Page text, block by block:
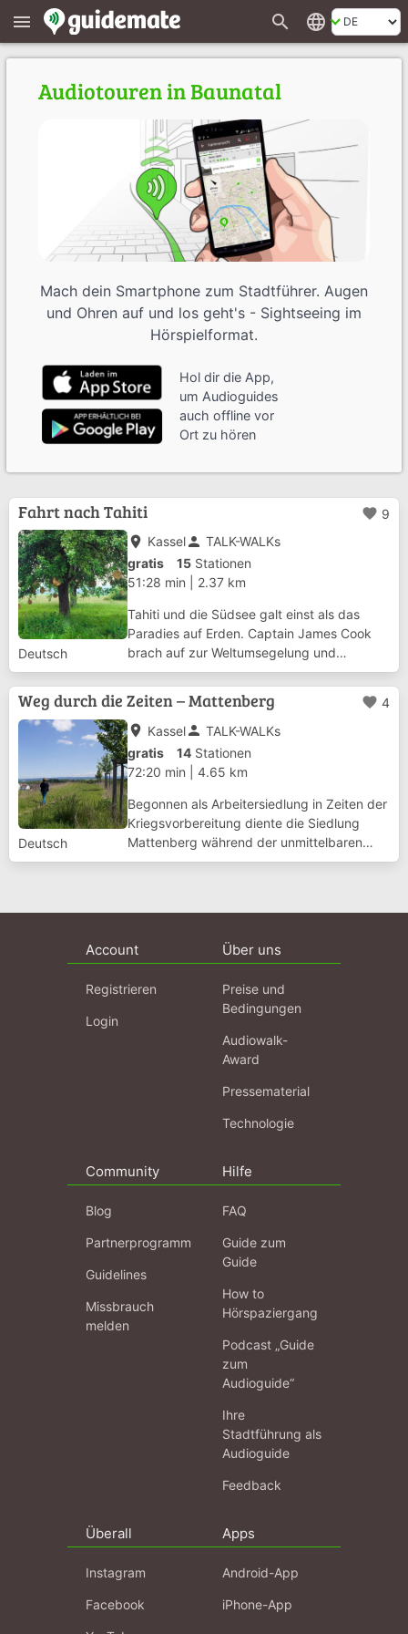
menu search language
Audiotouren in Baunatal
Mach dein Smartphone zum Stadtführer. Augen
und Ohren auf und los geht's - Sightseeing im
Hörspielformat.
Hol dir die App,
um Audioguides
auch offline vor
Ort zu hören
Fahrt nach Tahiti favorite 9
Deutsch
place Kasselperson TALK-WALKs
gratis
15 Stationen
51:28 min
2.37 km
Tahiti und die Südsee galt einst als das
Paradies auf Erden. Captain James Cook
brach auf zur Weltumsegelung und
Erforschung der Südsee – und mit an Bord
war der junge Georg Forster. Sein Bericht
„Reise um die Welt“ wurde rasch zum
Welterfolg. Doc...
Weg durch die Zeiten – Mattenberg favorite 4
Deutsch
place Kasselperson TALK-WALKs
gratis
14 Stationen
72:20 min
4.65 km
Begonnen als Arbeiter­siedlung in Zeiten der
Kriegs­vor­bereitung diente die Siedlung
Mattenberg während der unmittel­baren
Kriegs­nach­wehen zur Unter­bringung frei­ge­
Account
Registrieren
Login
Über uns
Preise und
Bedingungen
Audiowalk-
Award
Pressematerial
Technologie
Community
Blog
Partnerprogramm
Guidelines
Missbrauch
melden
Hilfe
FAQ
Guide zum
Guide
How to
Hörspaziergang
Podcast „Guide
zum
Audioguide“
Ihre
Stadtführung als
Audioguide
Feedback
Überall
Instagram
Facebook
Apps
Android-App
iPhone-App